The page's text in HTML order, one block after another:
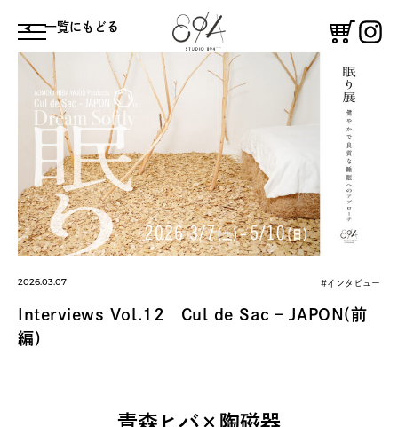
体験する
絵付け体験 鑑賞する
ギャラリー 憩う
コーヒースタンド
⼀覧にもどる
2026.03.07 #インタビュー
Interviews Vol.1２ Cul de Sac – JAPON(前
編)
青森ヒバ×陶磁器